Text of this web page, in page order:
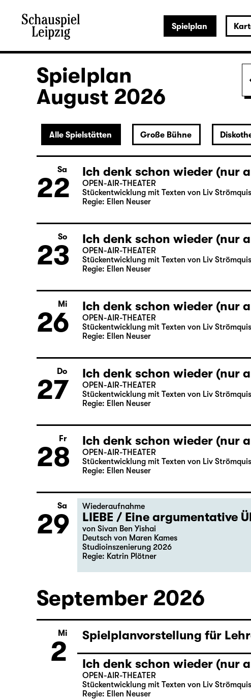
Spielplan
Spielplan
August 2026
Alle Spielstätten Große Bühne
Sa
22
Ich denk schon wieder (nur
OPEN-AIR-THEATER
Stückentwicklung mit Texten von Liv
Regie: Ellen Neuser
So
23
Ich denk schon wieder (nur
OPEN-AIR-THEATER
Stückentwicklung mit Texten von Liv
Regie: Ellen Neuser
Mi
26
Ich denk schon wieder (nur
OPEN-AIR-THEATER
Stückentwicklung mit Texten von Liv
Regie: Ellen Neuser
Do
27
Ich denk schon wieder (nur
OPEN-AIR-THEATER
Stückentwicklung mit Texten von Liv
Regie: Ellen Neuser
Fr
28
Ich denk schon wieder (nur
OPEN-AIR-THEATER
Stückentwicklung mit Texten von Liv
Regie: Ellen Neuser
Sa
29
Wiederaufnahme
LIEBE / Eine argumentative
von Sivan Ben Yishai
Deutsch von Maren Kames
Studioinszenierung 2026
Regie: Katrin Plötner
September 2026
Mi
2
Spielplanvorstellung für
Ich denk schon wieder (nur
OPEN-AIR-THEATER
Stückentwicklung mit Texten von Liv
Regie: Ellen Neuser